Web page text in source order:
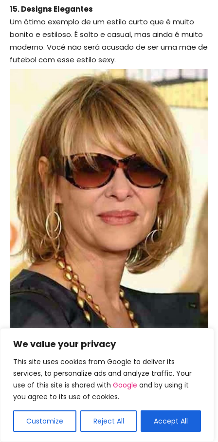
We value your privacy
This site uses cookies from Google to deliver its
services, to personalize ads and analyze traffic. Your
use of this site is shared with Google and by using it
you agree to its use of cookies.
Customize Reject All Accept All
15. Designs Elegantes
Um ótimo exemplo de um estilo curto que é muito
bonito e estiloso. É solto e casual, mas ainda é muito
moderno. Você não será acusado de ser uma mãe de
futebol com esse estilo sexy.
16. Estilos Simples
Um estilo simples que você tem certeza de amar
porque você pode usá-lo em qualquer lugar. Os
destaques realmente adicionam alguma dimensão
ao estilo também. Você vai adorar balançar este
estilo para a próxima festa no jardim.